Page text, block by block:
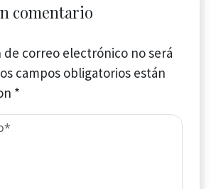
comentario
de correo electrónico no será
campos obligatorios están
*